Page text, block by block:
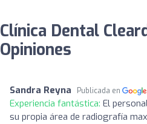
Clínica Dental
Opiniones
Sandra Reyna Publicada en
Experiencia fantástica: El
su propia área de radiografía